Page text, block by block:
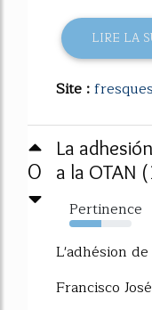
LIRE LA
Site :
0
La
a la OTAN
Pertinence
51%
L'adhésion
Francisco